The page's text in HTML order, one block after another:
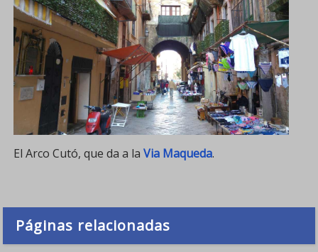
El Arco Cutó, que da a laVia Maqueda.
Páginas relacionadas